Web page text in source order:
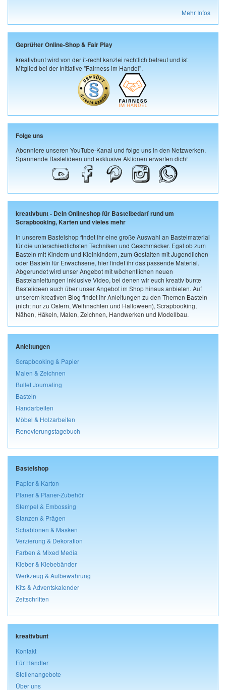
Mehr Infos
Geprüfter Online-Shop & Fair Play
kreativbunt wird von der it-recht kanzlei rechtlich betreut und ist
Mitglied bei der Initiative "Fairness im Handel".
Folge uns
Abonniere unseren YouTube-Kanal und folge uns in den Netzwerken.
Spannende Bastelideen und exklusive Aktionen erwarten dich!
kreativbunt - Dein Onlineshop für Bastelbedarf rund um
Scrapbooking, Karten und vieles mehr
In unserem Bastelshop findet ihr eine große Auswahl an Bastelmaterial
für die unterschiedlichsten Techniken und Geschmäcker. Egal ob zum
Basteln mit Kindern und Kleinkindern, zum Gestalten mit Jugendlichen
oder Basteln für Erwachsene, hier findet ihr das passende Material.
Abgerundet wird unser Angebot mit wöchentlichen neuen
Bastelanleitungen inklusive Video, bei denen wir euch kreativ bunte
Bastelideen auch über unser Angebot im Shop hinaus anbieten. Auf
unserem kreativen Blog findet ihr Anleitungen zu den Themen Basteln
(nicht nur zu Ostern, Weihnachten und Halloween), Scrapbooking,
Nähen, Häkeln, Malen, Zeichnen, Handwerken und Modellbau.
Anleitungen
Scrapbooking & Papier
Malen & Zeichnen
Bullet Journaling
Basteln
Handarbeiten
Möbel & Holzarbeiten
Renovierungstagebuch
Bastelshop
Papier & Karton
Planer & Planer-Zubehör
Stempel & Embossing
Stanzen & Prägen
Schablonen & Masken
Verzierung & Dekoration
Farben & Mixed Media
Kleber & Klebebänder
Werkzeug & Aufbewahrung
Kits & Adventskalender
Zeitschriften
kreativbunt
Kontakt
Für Händler
Stellenangebote
Über uns